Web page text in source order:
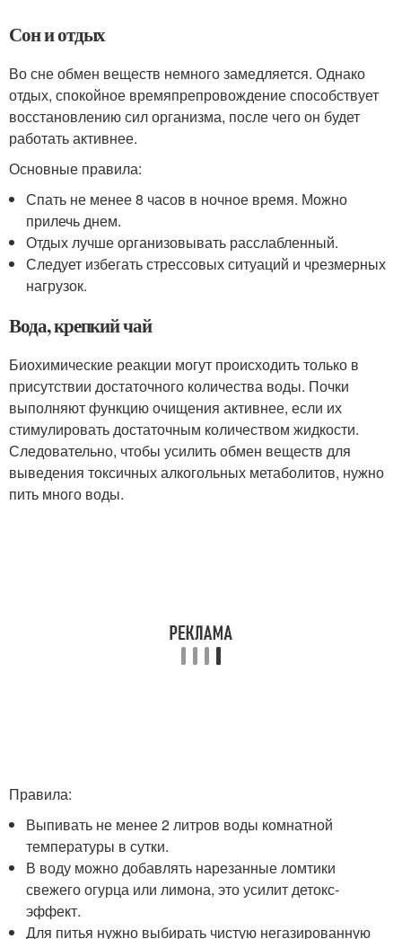
Сон и отдых
Во сне обмен веществ немного замедляется. Однако
отдых, спокойное времяпрепровождение способствует
восстановлению сил организма, после чего он будет
работать активнее.
Основные правила:
Спать не менее 8 часов в ночное время. Можно
прилечь днем.
Отдых лучше организовывать расслабленный.
Следует избегать стрессовых ситуаций и чрезмерных
нагрузок.
Вода, крепкий чай
Биохимические реакции могут происходить только в
присутствии достаточного количества воды. Почки
выполняют функцию очищения активнее, если их
стимулировать достаточным количеством жидкости.
Следовательно, чтобы усилить обмен веществ для
выведения токсичных алкогольных метаболитов, нужно
пить много воды.
Правила:
Выпивать не менее 2 литров воды комнатной
температуры в сутки.
В воду можно добавлять нарезанные ломтики
свежего огурца или лимона, это усилит детокс-
эффект.
Для питья нужно выбирать чистую негазированную